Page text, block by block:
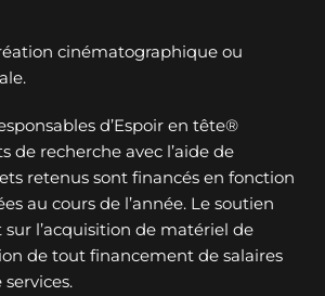
cinématographique ou
d’Espoir en tête®
de recherche avec l’aide de
retenus sont financés en fonction
au cours de l’année. Le soutien
l’acquisition de matériel de
de tout financement de salaires